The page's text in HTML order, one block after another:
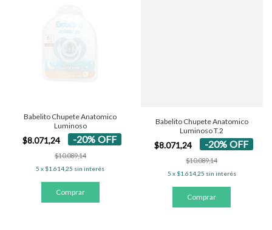
Babelito Chupete Anatomico
Luminoso
$8.071,24 -20%OFF
$10.089,14
5 x $1.614,25 sin interés
Babelito Chupete Anatomico
Luminoso T.2
$8.071,24 -20% OFF
$10.089,14
5 x $1.614,25 sin interés